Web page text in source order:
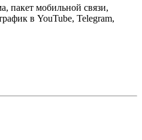
пакет мобильной связи,
в YouTube, Telegram,